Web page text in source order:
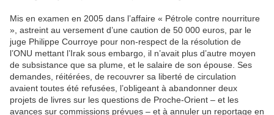
Mis en examen en 2005 dans l’affaire « Pétrole contre nourriture
», astreint au versement d’une caution de 50 000 euros, par le
juge Philippe Courroye pour non-respect de la résolution de
l’ONU mettant l’Irak sous embargo, il n’avait plus d’autre moyen
de subsistance que sa plume, et le salaire de son épouse. Ses
demandes, réitérées, de recouvrer sa liberté de circulation
avaient toutes été refusées, l’obligeant à abandonner deux
projets de livres sur les questions de Proche-Orient – et les
avances sur commissions prévues – et à annuler un reportage en